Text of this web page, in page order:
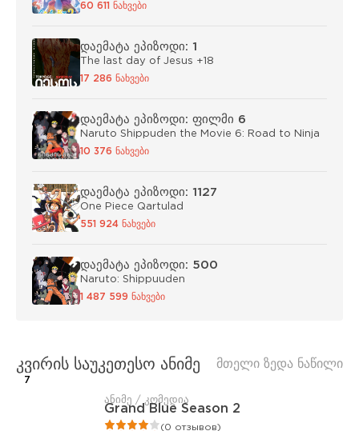
60 611 ნახვები
დაემატა ეპიზოდი: 1
The last day of Jesus +18
17 286 ნახვები
დაემატა ეპიზოდი: ფილმი 6
Naruto Shippuden the Movie 6: Road to Ninja
10 376 ნახვები
დაემატა ეპიზოდი: 1127
One Piece Qartulad
551 924 ნახვები
დაემატა ეპიზოდი: 500
Naruto: Shippuuden
1 487 599 ნახვები
კვირის საუკეთესო ანიმე მთელი ზედა ნაწილი
7
ანიმე / კომედია
Grand Blue Season 2
(0 отзывов)